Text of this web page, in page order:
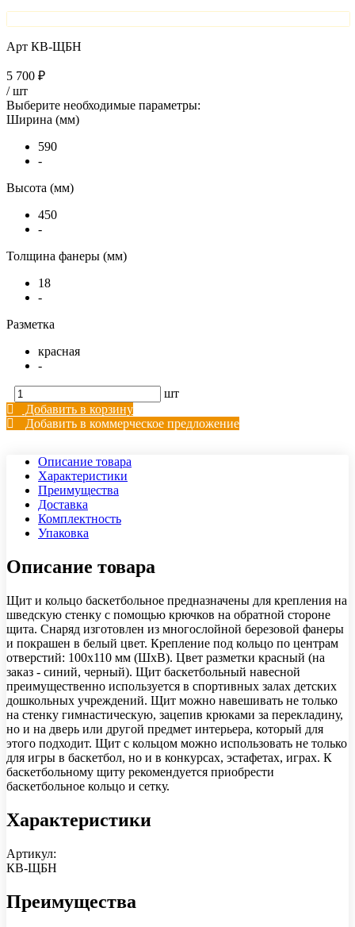
Арт КВ-ЩБН
5 700 ₽
/шт
Выберите необходимые параметры:
Ширина (мм)
590
-
Высота (мм)
450
-
Толщина фанеры (мм)
18
-
Разметка
красная
-
шт
Добавить в корзину
Добавить в коммерческое предложение
Описание товара
Характеристики
Преимущества
Доставка
Комплектность
Упаковка
Описание товара
Щит и кольцо баскетбольное предназначены для крепления на
шведскую стенку с помощью крючков на обратной стороне
щита. Снаряд изготовлен из многослойной березовой фанеры
и покрашен в белый цвет. Крепление под кольцо по центрам
отверстий: 100х110 мм (ШхВ). Цвет разметки красный (на
заказ - синий, черный). Щит баскетбольный навесной
преимущественно используется в спортивных залах детских
дошкольных учреждений. Щит можно навешивать не только
на стенку гимнастическую, зацепив крюками за перекладину,
но и на дверь или другой предмет интерьера, который для
этого подходит. Щит с кольцом можно использовать не только
для игры в баскетбол, но и в конкурсах, эстафетах, играх. К
баскетбольному щиту рекомендуется приобрести
баскетбольное кольцо и сетку.
Характеристики
Артикул:
КВ-ЩБН
Преимущества